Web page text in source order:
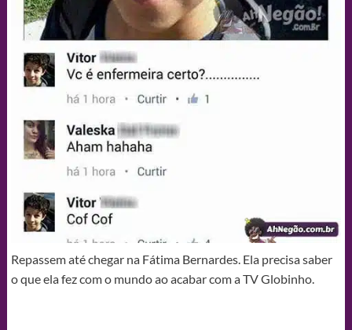
Repassem até chegar na Fátima Bernardes. Ela precisa saber
o que ela fez com o mundo ao acabar com a TV Globinho.